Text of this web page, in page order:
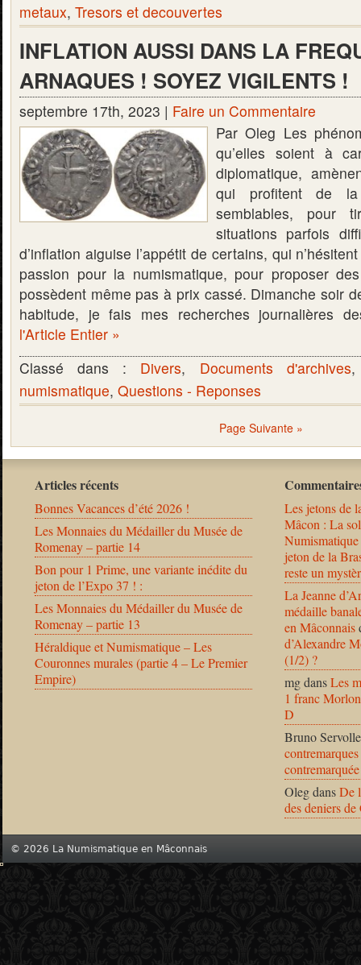
metaux, Tresors et decouvertes
INFLATION AUSSI DANS LA
ARNAQUES ! SOYEZ VIGILENTS !
septembre 17th, 2023 | Faire un Commentaire
Par Oleg Les
qu’elles soient à
diplomatique,
qui profitent de
semblables, pour
situations parfois
d’inflation aiguise l’appétit de certains, qui
passion pour la numismatique, pour proposer
possèdent même pas à prix cassé. Dimanche soir
habitude, je fais mes recherches journalières
l'Article Entier »
Classé dans : Divers, Documents d'archives
numismatique, Questions - Reponses
Page Suivante »
Articles récents
Bonnes Vacances d’été 2026 !
Les Monnaies du Médailler du Musée de
Romenay – partie 14
Bon pour 1 Prime, une variante inédite du
jeton de l’Expo 37 ! :
Les Monnaies du Médailler du Musée de
Romenay – partie 13
Héraldique et Numismatique – Les
Couronnes murales (partie 4 – Le Premier
Empire)
Les jetons de
Mâcon : La
jeton de la
reste un
La Jeanne
médaille
en Mâconnais
d’Alexandre
(1/2) ?
mgdansLes
1 franc
D
Bruno Servolle
OlegdansDe
des deniers
© 2026 La Numismatique en Mâconnais